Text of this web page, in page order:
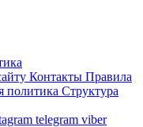
Контакты Правила
политика Структура
telegram viber